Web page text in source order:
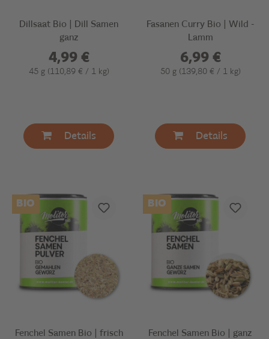
Dillsaat Bio | Dill Samen
ganz
4,99 €
45 g (110,89 € / 1 kg)
Details
Fasanen Curry Bio | Wild -
Lamm
6,99 €
50 g (139,80 € / 1 kg)
Details
BIO
Fenchel Samen Bio | frisch
BIO
Fenchel Samen Bio | ganz